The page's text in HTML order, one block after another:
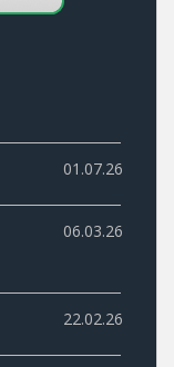
01.07.26
06.03.26
22.02.26